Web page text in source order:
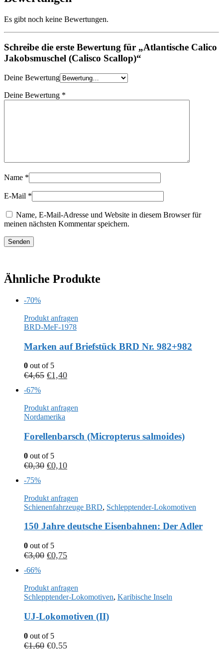
Es gibt noch keine Bewertungen.
Schreibe die erste Bewertung für „Atlantische Calico
Jakobsmuschel (Calisco Scallop)“
Deine Bewertung
Deine Bewertung *
Name *
E-Mail *
Name, E-Mail-Adresse und Website in diesem Browser für
meinen nächsten Kommentar speichern.
Ähnliche Produkte
-70%
Produkt anfragen
BRD-MeF-1978
Marken auf Briefstück BRD Nr. 982+982
0 out of 5
€4,65 €1,40
-67%
Produkt anfragen
Nordamerika
Forellenbarsch (Micropterus salmoides)
0 out of 5
€0,30 €0,10
-75%
Produkt anfragen
Schienenfahrzeuge BRD, Schlepptender-Lokomotiven
150 Jahre deutsche Eisenbahnen: Der Adler
0 out of 5
€3,00 €0,75
-66%
Produkt anfragen
Schlepptender-Lokomotiven, Karibische Inseln
UJ-Lokomotiven (II)
0 out of 5
€1,60 €0,55